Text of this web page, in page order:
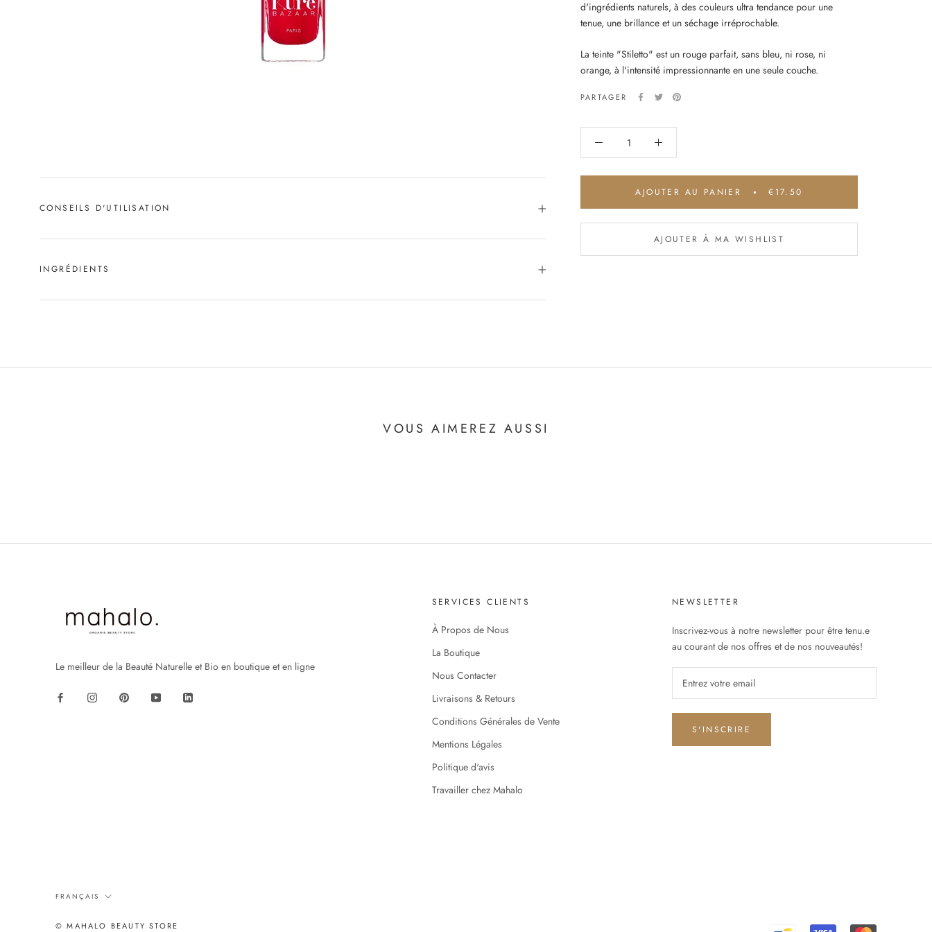
d'ingrédients naturels, à des couleurs ultra tendance pour une
tenue, une brillance et un séchage irréprochable.
La teinte "Stiletto" est un rouge parfait, sans bleu, ni rose, ni
orange, à l'intensité impressionnante en une seule couche.
PARTAGER
AJOUTER AU PANIER €17.50
AJOUTER À MA WISHLIST
CONSEILS D'UTILISATION
INGRÉDIENTS
VOUS AIMEREZ AUSSI
Le meilleur de la Beauté Naturelle et Bio en boutique et en ligne
SERVICES CLIENTS
À Propos de Nous
La Boutique
Nous Contacter
Livraisons & Retours
Conditions Générales de Vente
Mentions Légales
Politique d'avis
Travailler chez Mahalo
NEWSLETTER
Inscrivez-vous à notre newsletter pour être tenu.e
au courant de nos offres et de nos nouveautés!
S'INSCRIRE
Langue
FRANÇAIS
© MAHALO BEAUTY STORE